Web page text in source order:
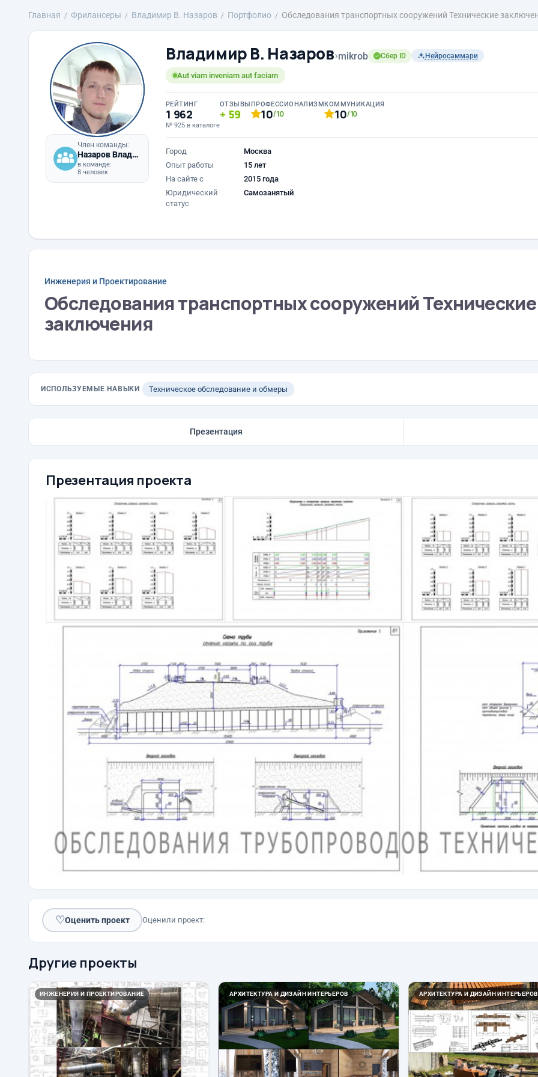
Главная Фрилансеры Владимир В. Назаров Портфолио Обследования транспортных сооружений Технические
Член команды:
Назаров Владимир Владимирович
в команде:
8 человек
Владимир В. Назаров›mikrob Сбер ID Нейросаммари
Aut viam inveniam aut faciam
РЕЙТИНГ
1 962
№ 925 в каталоге
ОТЗЫВЫ
59
ПРОФЕССИОНАЛИЗМ
10/10
КОММУНИКАЦИЯ
10/10
Город
Москва
Опыт работы
15 лет
На сайте с
2015 года
Юридический
статус
Самозанятый
Инженерия и Проектирование
Обследования транспортных сооружений Технические
заключения
ИСПОЛЬЗУЕМЫЕ НАВЫКИ Техническое обследование и обмеры
Презентация
Презентация проекта
♡Оценить проект Оценили проект:
Другие проекты
ИНЖЕНЕРИЯ И ПРОЕКТИРОВАНИЕ АРХИТЕКТУРА И ДИЗАЙН ИНТЕРЬЕРОВ АРХИТЕКТУРА И ДИЗАЙН ИНТЕРЬЕРОВ